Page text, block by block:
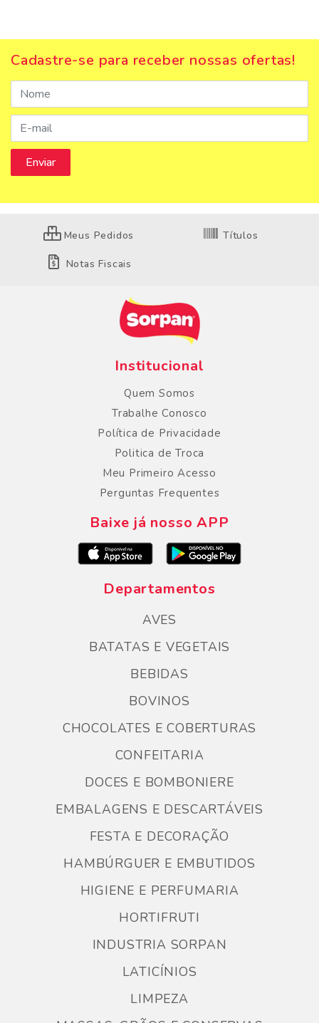
Cadastre-se para receber nossas ofertas!
Meus Pedidos Títulos
Notas Fiscais
Institucional
Quem Somos
Trabalhe Conosco
Política de Privacidade
Politica de Troca
Meu Primeiro Acesso
Perguntas Frequentes
Baixe já nosso APP
Departamentos
AVES
BATATAS E VEGETAIS
BEBIDAS
BOVINOS
CHOCOLATES E COBERTURAS
CONFEITARIA
DOCES E BOMBONIERE
EMBALAGENS E DESCARTÁVEIS
FESTA E DECORAÇÃO
HAMBÚRGUER E EMBUTIDOS
HIGIENE E PERFUMARIA
HORTIFRUTI
INDUSTRIA SORPAN
LATICÍNIOS
LIMPEZA